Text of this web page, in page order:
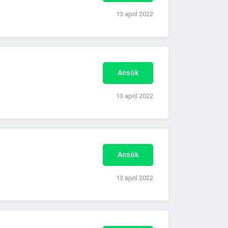
13 april 2022
Ansök
13 april 2022
Ansök
13 april 2022